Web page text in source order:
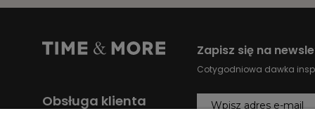
Obsługa klienta
Zapisz się na
Cotygodniowa dawka